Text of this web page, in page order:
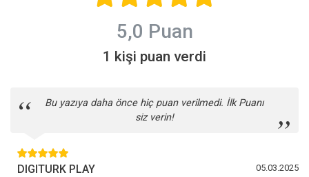
5,0 Puan
1 kişi puan verdi
Bu yazıya daha önce hiç puan verilmedi. İlk Puanı
siz verin!
05.03.2025
DIGITURK PLAY